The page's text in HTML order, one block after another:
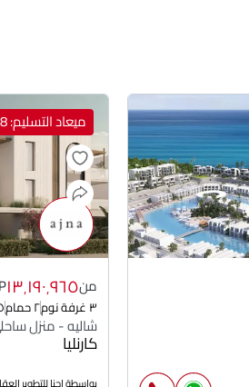
ميعاد التسليم: 2028
من١٣٬١٩٠٬٩٦٥
٣ غرفة نوم ٢ حمام
شاليه - منزل
كارنليا
بواسطة اجنا للتطوير